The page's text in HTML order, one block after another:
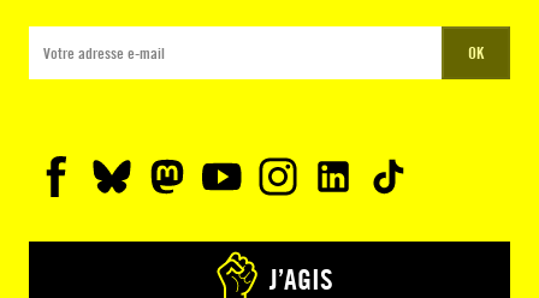
OK
J’AGIS